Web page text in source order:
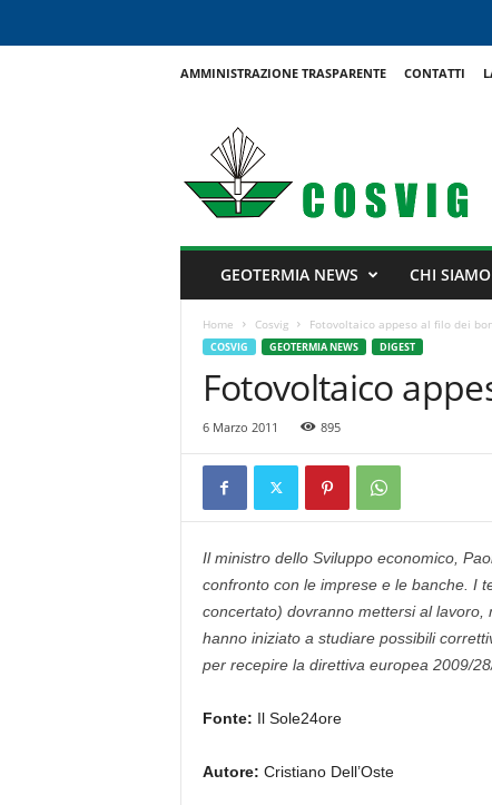
AMMINISTRAZIONE TRASPARENTE CONTATTI
GEOTERMIA NEWS CHI SIAMO
Home Cosvig Fotovoltaico appeso al filo dei
COSVIG GEOTERMIA NEWS DIGEST
Fotovoltaico
6 Marzo 2011 895
Il ministro dello Sviluppo economico,
confronto con le imprese e le banche. I
concertato) dovranno mettersi al
hanno iniziato a studiare possibili
per recepire la direttiva europea 2009/
Fonte: Il Sole24ore
Autore: Cristiano Dell’Oste